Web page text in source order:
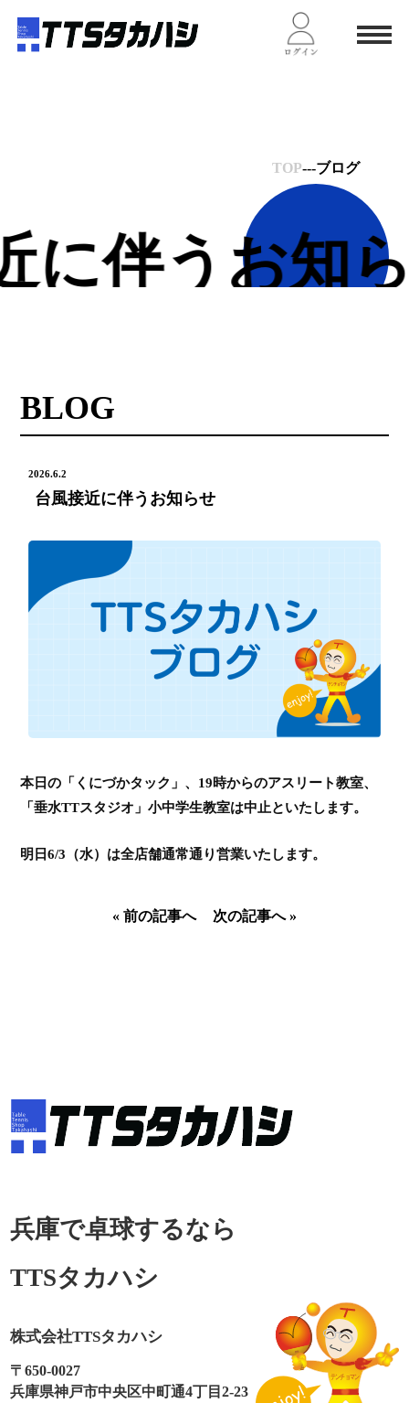
に伴うお知
TOP---ブログ
BLOG
2026.6.2
台風接近に伴うお知らせ
本日の「くにづかタック」、19時からのアスリート教室、
「垂水TTスタジオ」小中学生教室は中止といたします。
明日6/3（水）は全店舗通常通り営業いたします。
«前の記事へ 次の記事へ»
兵庫で卓球するなら
TTSタカハシ
株式会社TTSタカハシ
〒650-0027
兵庫県神戸市中央区中町通4丁目2-23